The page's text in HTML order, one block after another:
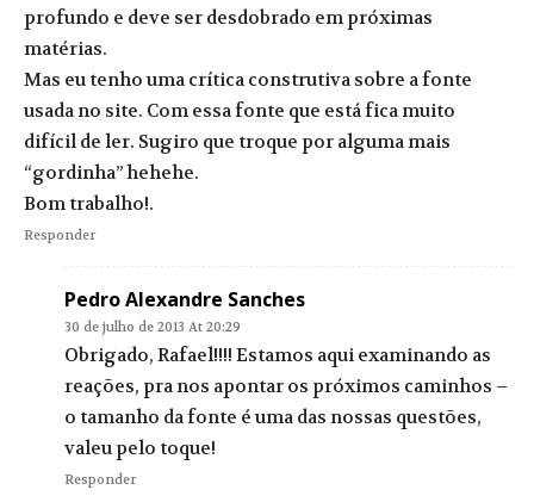
profundo e deve ser desdobrado em próximas
matérias.
Mas eu tenho uma crítica construtiva sobre a fonte
usada no site. Com essa fonte que está fica muito
difícil de ler. Sugiro que troque por alguma mais
“gordinha” hehehe.
Bom trabalho!.
Responder
Pedro Alexandre Sanches
30 de julho de 2013 At 20:29
Obrigado, Rafael!!!! Estamos aqui examinando as
reações, pra nos apontar os próximos caminhos –
o tamanho da fonte é uma das nossas questões,
valeu pelo toque!
Responder